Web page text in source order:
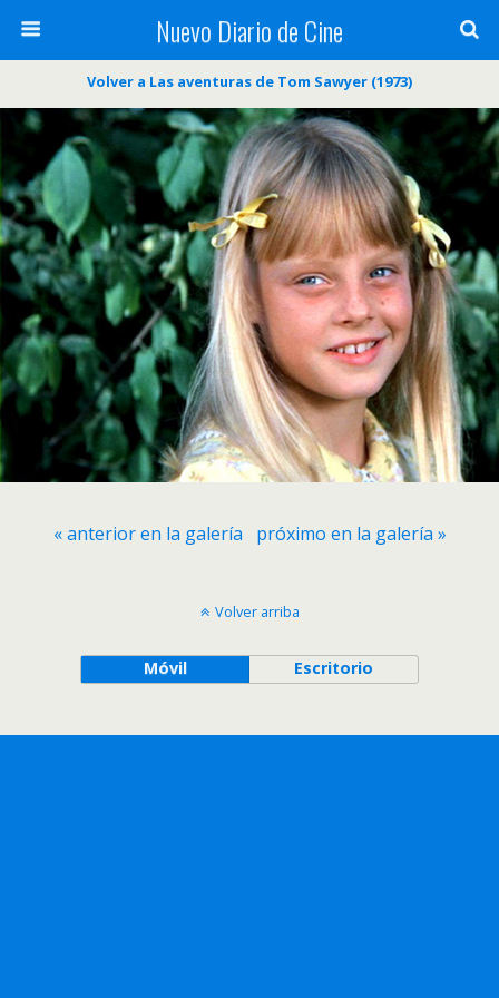
Nuevo Diario de Cine
Volver a Las aventuras de Tom Sawyer (1973)
« anterior en la galería próximo en la galería »
Volver arriba
Móvil Escritorio